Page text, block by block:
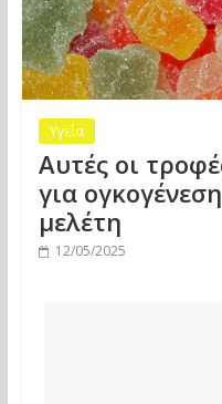
Υγεία
Αυτές οι
για
μελέτη
12/05/2025